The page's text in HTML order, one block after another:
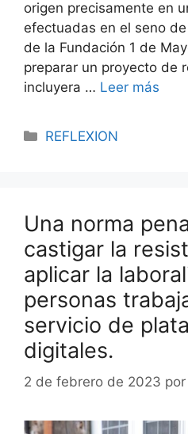
origen precisamente en
efectuadas en el seno
de la Fundación 1 de
preparar un proyecto de
incluyera … Leer más
REFLEXION
Una norma
castigar la
aplicar la
personas
servicio de
digitales.
2 de febrero de 2023 por